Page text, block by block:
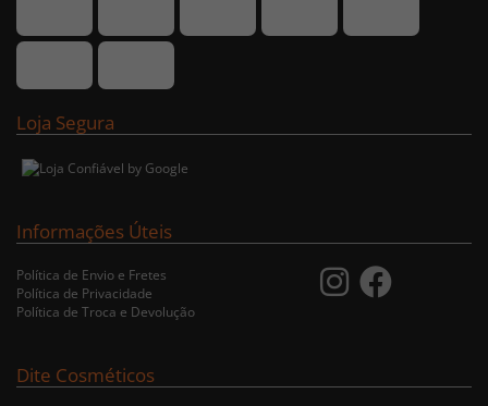
Loja Segura
Informações Úteis
Política de Envio e Fretes
Política de Privacidade
Política de Troca e Devolução
Dite Cosméticos